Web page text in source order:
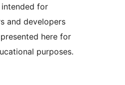
for
and developers
here for
purposes.